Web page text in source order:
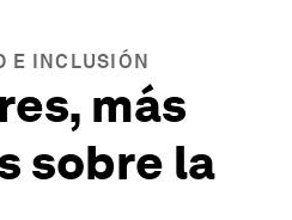
E INCLUSIÓN
más
sobre la